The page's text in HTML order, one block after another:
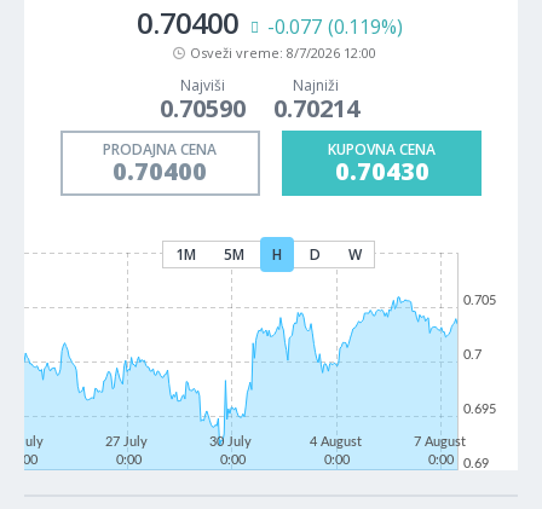
0.70400 -0.077 (0.119%)
Osveži vreme: 8/7/2026 12:00
Najviši
0.70590
Najniži
0.70214
PRODAJNA CENA
0.70400
KUPOVNA CENA
0.70430
1M 5M H D W
22 July
0:00
27 July
0:00
30 July
0:00
4 August
0:00
7 August
0:00
0.69
0.695
0.7
0.705